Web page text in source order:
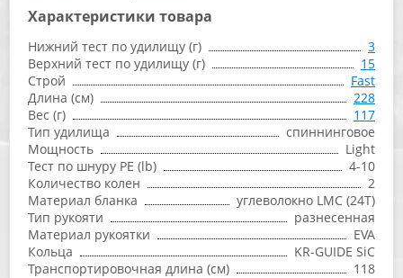
Характеристики товара
Нижний тест по удилищу (г)
3
Верхний тест по удилищу (г)
15
Строй
Fast
Длина (см)
228
Вес (г)
117
Тип удилища
спиннинговое
Мощность
Light
Тест по шнуру PE (lb)
4-10
Количество колен
2
Материал бланка
углеволокно LMC (24T)
Тип рукояти
разнесенная
Материал рукоятки
EVA
Кольца
KR-GUIDE SiC
Транспортировочная длина (см)
118